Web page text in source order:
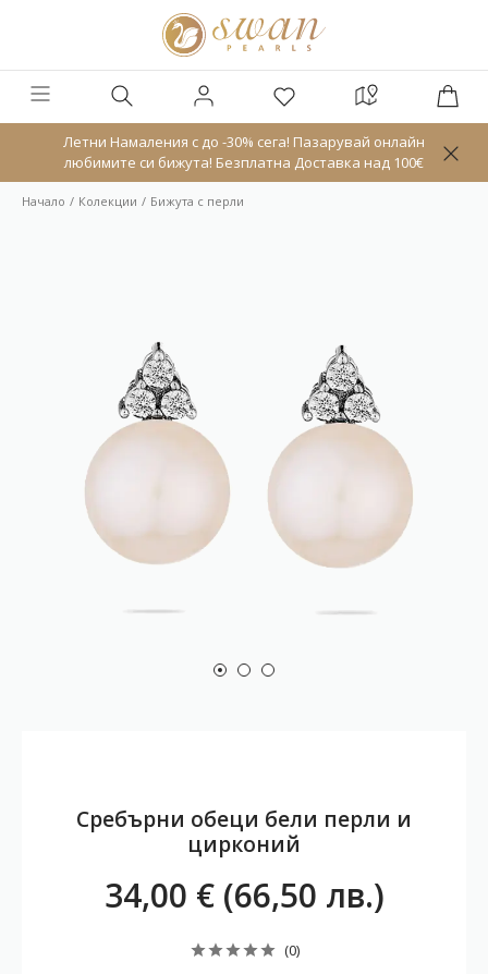
Летни Намаления с до -30% сега! Пазарувай онлайн
любимите си бижута! Безплатна Доставка над 100€
Начало Колекции Бижута с перли
Сребърни обеци бели перли и
цирконий
34,00 € (66,50 лв.)
(0)